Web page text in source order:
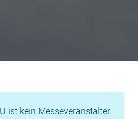
ist kein Messeveranstalter.